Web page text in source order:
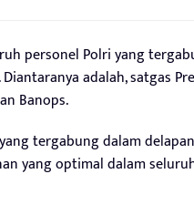
personel Polri yang
adalah, satgas
Banops.
tergabung dalam
yang optimal dalam